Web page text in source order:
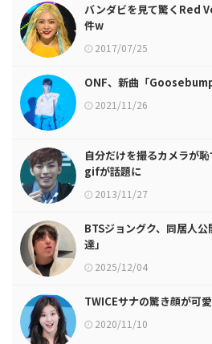
バンダビを見て驚くRed
件w
2017/07/25
ONF、新曲「
2021/11/26
自分だけを撮るカメラが
gifが話題に
2013/11/27
BTSジョングク、同居人
達」
2025/12/04
TWICEサナの驚き顔が可
2020/11/10